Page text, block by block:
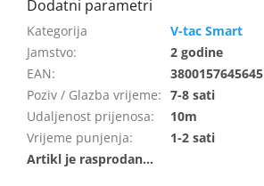
V-tac Smart
Jamstvo:
2 godine
EAN:
3800157645645
Poziv / Glazba vrijeme: 7-8 sati
Udaljenost prijenosa:
10m
Vrijeme punjenja: 1-2 sati